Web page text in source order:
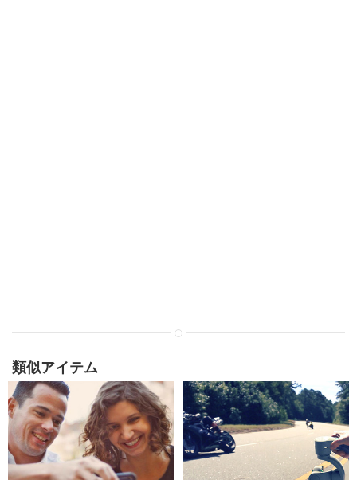
類似アイテム